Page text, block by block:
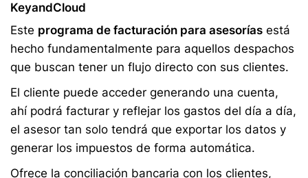
KeyandCloud
Este programa de facturación para asesorías está
hecho fundamentalmente para aquellos despachos
que buscan tener un flujo directo con sus clientes.
El cliente puede acceder generando una cuenta,
ahí podrá facturar y reflejar los gastos del día a día,
el asesor tan solo tendrá que exportar los datos y
generar los impuestos de forma automática.
Ofrece la conciliación bancaria con los clientes,